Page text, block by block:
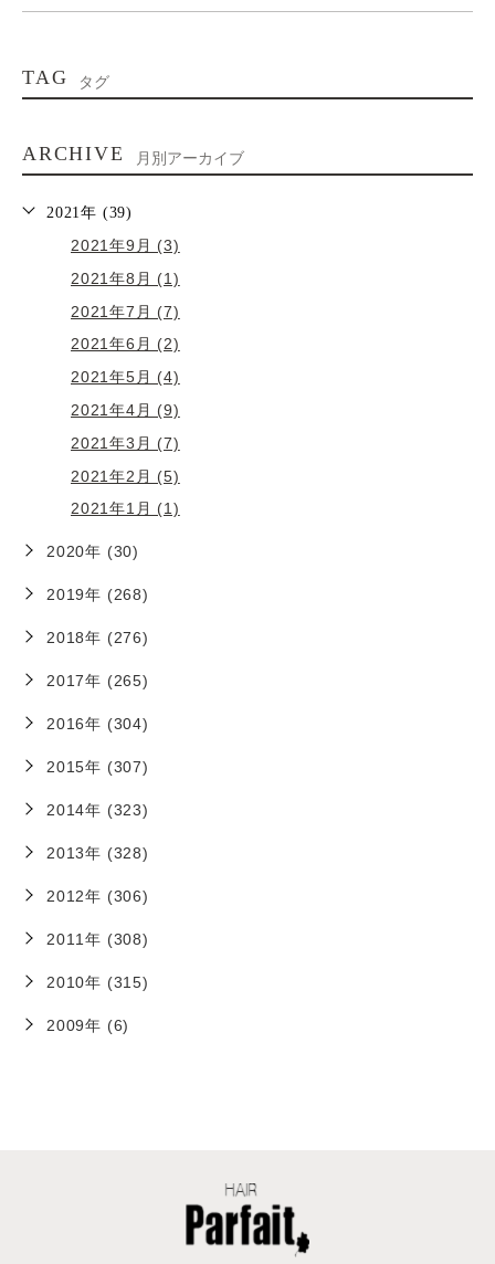
TAG タグ
ARCHIVE 月別アーカイブ
2021年 (39)
2021年9月 (3)
2021年8月 (1)
2021年7月 (7)
2021年6月 (2)
2021年5月 (4)
2021年4月 (9)
2021年3月 (7)
2021年2月 (5)
2021年1月 (1)
2020年 (30)
2019年 (268)
2018年 (276)
2017年 (265)
2016年 (304)
2015年 (307)
2014年 (323)
2013年 (328)
2012年 (306)
2011年 (308)
2010年 (315)
2009年 (6)